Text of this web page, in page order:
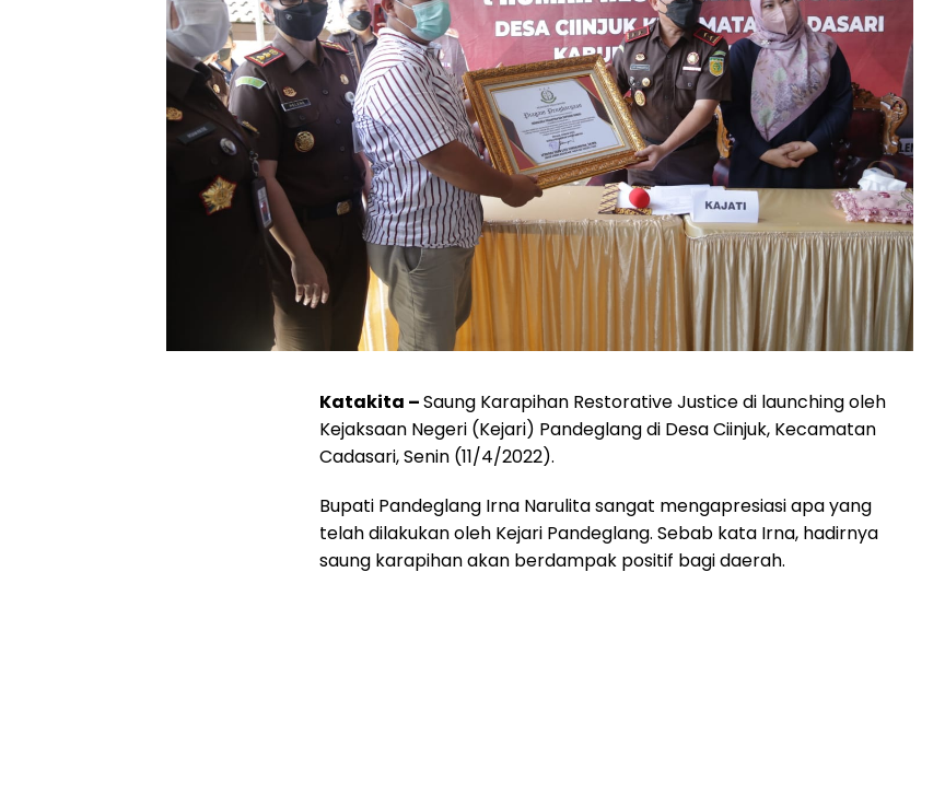
Katakita –Saung Karapihan Restorative Justice di launching oleh
Kejaksaan Negeri (Kejari) Pandeglang di Desa Ciinjuk, Kecamatan
Cadasari, Senin (11/4/2022).
Bupati Pandeglang Irna Narulita sangat mengapresiasi apa yang
telah dilakukan oleh Kejari Pandeglang. Sebab kata Irna, hadirnya
saung karapihan akan berdampak positif bagi daerah.